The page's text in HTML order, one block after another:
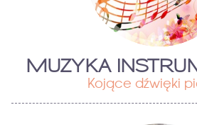
MUZYKA
Kojące dźwięki